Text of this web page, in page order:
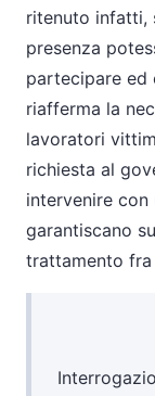
ritenuto infatti,
presenza
partecipare ed
riafferma la
lavoratori
richiesta al
intervenire con
garantiscano
trattamento fra